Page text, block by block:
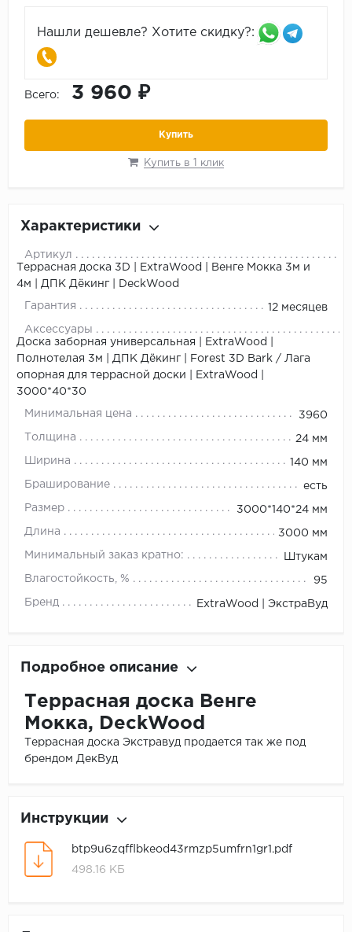
Нашли дешевле? Хотите скидку?:
Всего: 3 960 ₽
Купить
Купить в 1 клик
Характеристики
Артикул
Террасная доска 3D | ExtraWood | Венге Мокка 3м и
4м | ДПК Дёкинг | DeckWood
Гарантия 12 месяцев
Аксессуары
Доска заборная универсальная | ExtraWood |
Полнотелая 3м | ДПК Дёкинг | Forest 3D Bark / Лага
опорная для террасной доски | ExtraWood |
3000*40*30
Минимальная цена 3960
Толщина 24 мм
Ширина 140 мм
Браширование есть
Размер 3000*140*24 мм
Длина 3000 мм
Минимальный заказ кратно: Штукам
Влагостойкость, % 95
Бренд ExtraWood | ЭкстраВуд
Подробное описание
Террасная доска Венге
Мокка, DeckWood
Террасная доска Экстравуд продается так же под
брендом ДекВуд
Инструкции
btp9u6zqfflbkeod43rmzp5umfrn1gr1.pdf
498.16 КБ